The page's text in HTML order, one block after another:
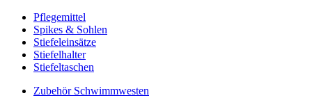
Pflegemittel
Spikes & Sohlen
Stiefeleinsätze
Stiefelhalter
Stiefeltaschen
Zubehör Schwimmwesten